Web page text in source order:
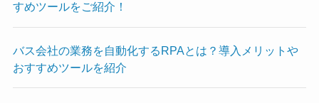
すめツールをご紹介！
バス会社の業務を自動化するRPAとは？導入メリットや
おすすめツールを紹介